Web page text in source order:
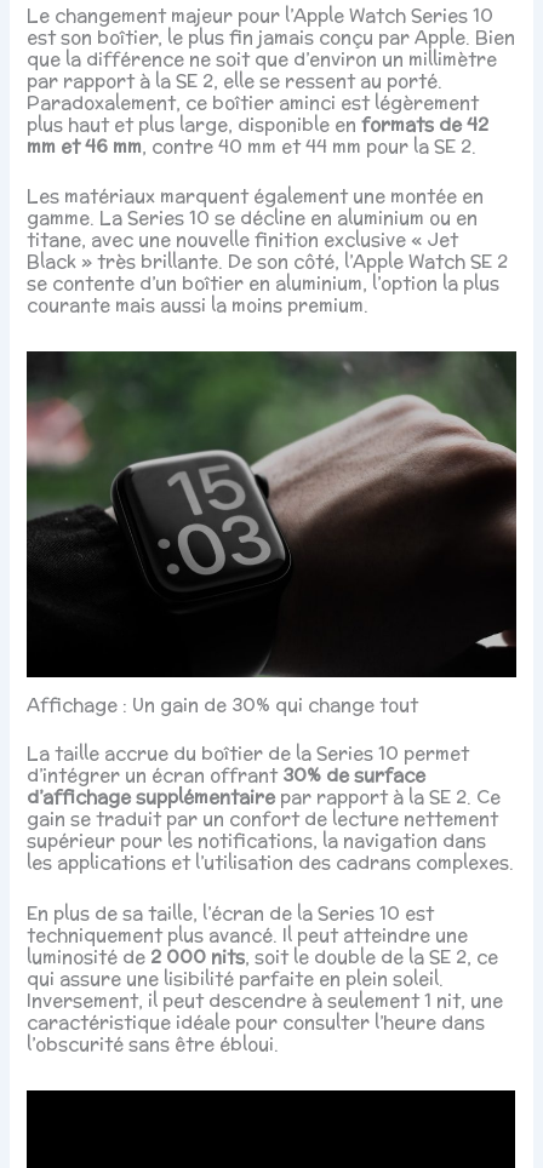
Le changement majeur pour l’Apple Watch Series 10
est son boîtier, le plus fin jamais conçu par Apple. Bien
que la différence ne soit que d’environ un millimètre
par rapport à la SE 2, elle se ressent au porté.
Paradoxalement, ce boîtier aminci est légèrement
plus haut et plus large, disponible enformats de 42
mm et 46 mm, contre 40 mm et 44 mm pour la SE 2.
Les matériaux marquent également une montée en
gamme. La Series 10 se décline en aluminium ou en
titane, avec une nouvelle finition exclusive « Jet
Black » très brillante. De son côté, l’Apple Watch SE 2
se contente d’un boîtier en aluminium, l’option la plus
courante mais aussi la moins premium.
Affichage : Un gain de 30% qui change tout
La taille accrue du boîtier de la Series 10 permet
d’intégrer un écran offrant30% de surface
d’affichage supplémentairepar rapport à la SE 2. Ce
gain se traduit par un confort de lecture nettement
supérieur pour les notifications, la navigation dans
les applications et l’utilisation des cadrans complexes.
En plus de sa taille, l’écran de la Series 10 est
techniquement plus avancé. Il peut atteindre une
luminosité de 2 000 nits, soit le double de la SE 2, ce
qui assure une lisibilité parfaite en plein soleil.
Inversement, il peut descendre à seulement 1 nit, une
caractéristique idéale pour consulter l’heure dans
l’obscurité sans être ébloui.